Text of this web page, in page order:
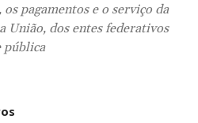
pagamentos e o serviço da
União, dos entes federativos
pública